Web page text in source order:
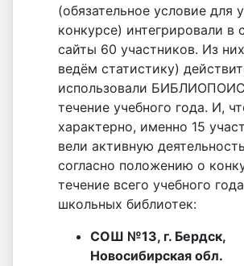
(обязательное условие для
конкурсе) интегрировали в
сайты 60 участников. Из
ведём статистику)
использовали
течение учебного года. И,
характерно, именно 15
вели активную деятельность
согласно положению о
течение всего учебного
школьных библиотек:
СОШ №13, г. Бердск,
Новосибирская обл.